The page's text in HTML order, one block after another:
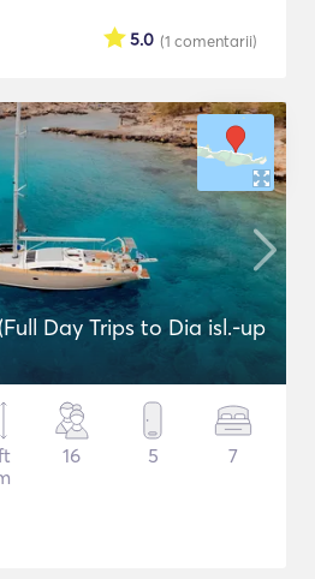
(1 comentarii)
5.0
Day Trips to Dia isl.-up
16 5 7